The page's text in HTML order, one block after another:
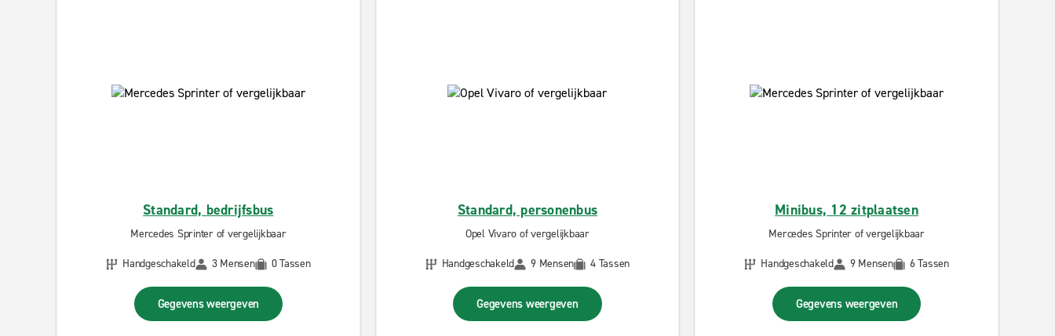
Standard, bedrijfsbus
Mercedes Sprinter of vergelijkbaar
Handgeschakeld
3 Mensen 0 Tassen
Gegevens weergeven
Standard, personenbus
Opel Vivaro of vergelijkbaar
Handgeschakeld
9 Mensen 4 Tassen
Gegevens weergeven
Minibus, 12 zitplaatsen
Mercedes Sprinter of vergelijkbaar
Handgeschakeld
9 Mensen 6 Tassen
Gegevens weergeven